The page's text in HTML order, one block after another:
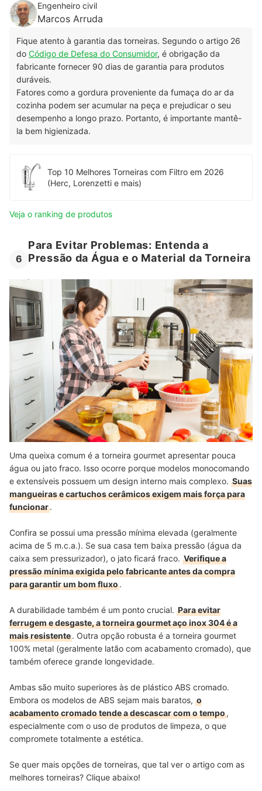
Engenheiro civil
Marcos Arruda
Fique atento à garantia das torneiras. Segundo o artigo 26
do Código de Defesa do Consumidor, é obrigação da
fabricante fornecer 90 dias de garantia para produtos
duráveis.
Fatores como a gordura proveniente da fumaça do ar da
cozinha podem ser acumular na peça e prejudicar o seu
desempenho a longo prazo. Portanto, é importante mantê-
la bem higienizada.
Top 10 Melhores Torneiras com Filtro em 2026
(Herc, Lorenzetti e mais)
Veja o ranking de produtos
6
Para Evitar Problemas: Entenda a
Pressão da Água e o Material da Torneira
Uma queixa comum é a torneira gourmet apresentar pouca
água ou jato fraco. Isso ocorre porque modelos monocomando
e extensíveis possuem um design interno mais complexo. Suas
mangueiras e cartuchos cerâmicos exigem mais força para
funcionar.
Confira se possui uma pressão mínima elevada (geralmente
acima de 5 m.c.a.). Se sua casa tem baixa pressão (água da
caixa sem pressurizador), o jato ficará fraco. Verifique a
pressão mínima exigida pelo fabricante antes da compra
para garantir um bom fluxo.
A durabilidade também é um ponto crucial. Para evitar
ferrugem e desgaste, a torneira gourmet aço inox 304 é a
mais resistente. Outra opção robusta é a torneira gourmet
100% metal (geralmente latão com acabamento cromado), que
também oferece grande longevidade.
Ambas são muito superiores às de plástico ABS cromado.
Embora os modelos de ABS sejam mais baratos, o
acabamento cromado tende a descascar com o tempo,
especialmente com o uso de produtos de limpeza, o que
compromete totalmente a estética.
Se quer mais opções de torneiras, que tal ver o artigo com as
melhores torneiras? Clique abaixo!